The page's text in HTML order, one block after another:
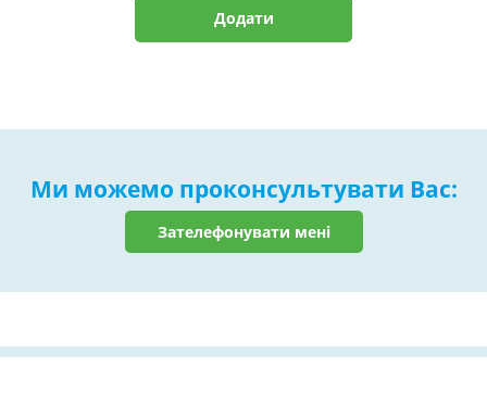
Додати
Ми можемо проконсультувати Вас:
Зателефонувати мені